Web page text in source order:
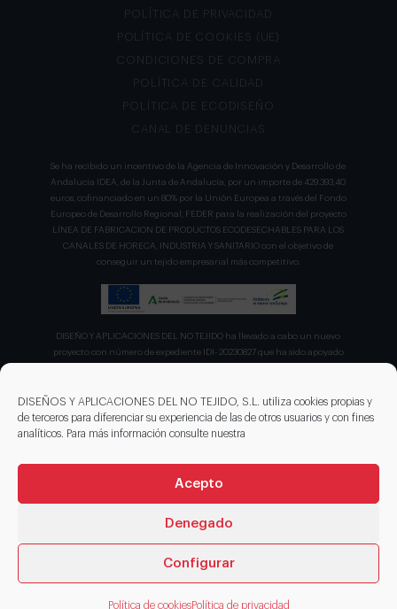
DISEÑOS Y APLICACIONES DEL NO TEJIDO, S.L. utiliza cookies propias y
de terceros para diferenciar su experiencia de las de otros usuarios y con fines
analíticos. Para más información consulte nuestra
Acepto
Denegado
Configurar
Política de cookiesPolítica de privacidad
POLÍTICA DE PRIVACIDAD
POLÍTICA DE COOKIES (UE)
CONDICIONES DE COMPRA
POLÍTICA DE CALIDAD
POLÍTICA DE ECODISEÑO
CANAL DE DENUNCIAS
Se ha recibido un incentivo de la Agencia de Innovación y Desarrollo de
Andalucía IDEA, de la Junta de Andalucía, por un importe de 429.393,40
euros, cofinanciado en un 80% por la Unión Europea a través del Fondo
Europeo de Desarrollo Regional, FEDER para la realización del proyecto
LÍNEA DE FABRICACION DE PRODUCTOS ECODESECHABLES PARA LOS
CANALES DE HORECA, INDUSTRIA Y SANITARIO con el objetivo de
conseguir un tejido empresarial más competitivo.
DISEÑO Y APLICACIONES DEL NO TEJIDO ha llevado a cabo un nuevo
proyecto con número de expediente IDI- 20230827 que ha sido apoyado
nuevas tecnologías de manipulación e impresión de materiales
sostenibles para favorecer el ecodiseño en el ámbito del packaging"
recibiendo en concepto de ayuda parcialmente reembolsable un 75%
© 2026 DISENOS NT